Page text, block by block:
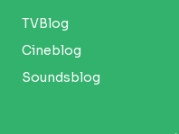
TVBlog
Cineblog
Soundsblog